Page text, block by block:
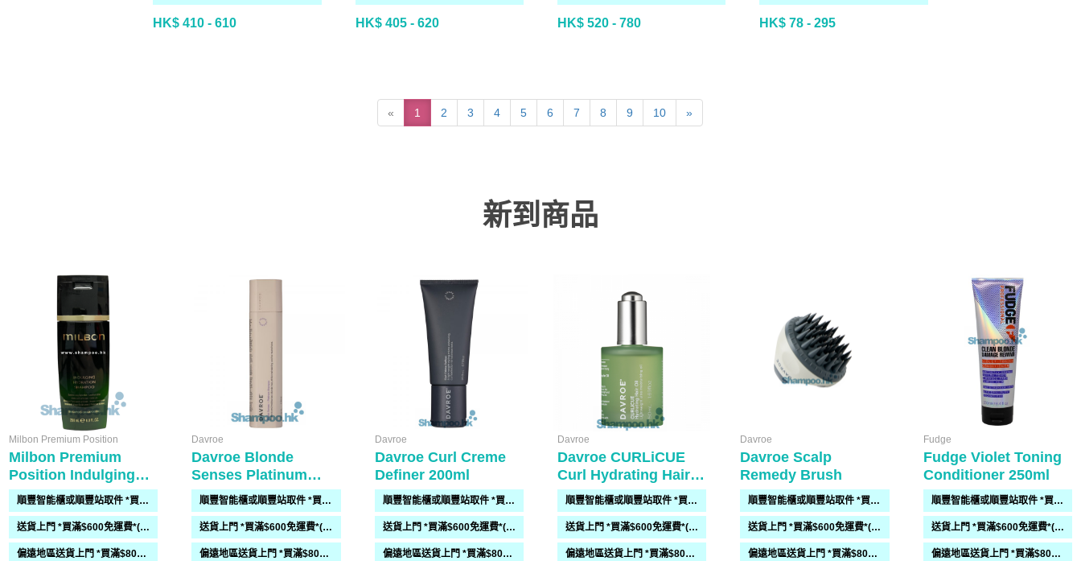
HK$ 410 - 610 HK$ 405 - 620 HK$ 520 - 780 HK$ 78 - 295
« 1 2 3 4 5 6 7 8 9 10 »
新到商品
Milbon Premium Position
Milbon Premium
Position Indulging
Hydration Shampoo
順豐智能櫃或順豐站取件 *買滿$300免運費*
送貨上門 *買滿$600免運費*(需時 2-6過工作天)
偏遠地區送貨上門 *買滿$800免運費*(需時 2-6個工作天)
Davroe
Davroe Blonde
Senses Platinum
Shampoo 325ml
順豐智能櫃或順豐站取件 *買滿$300免運費*
送貨上門 *買滿$600免運費*(需時 2-6過工作天)
偏遠地區送貨上門 *買滿$800免運費*(需時 2-6個工作天)
Davroe
Davroe Curl Creme
Definer 200ml
順豐智能櫃或順豐站取件 *買滿$300免運費*
送貨上門 *買滿$600免運費*(需時 2-6過工作天)
偏遠地區送貨上門 *買滿$800免運費*(需時 2-6個工作天)
Davroe
Davroe CURLiCUE
Curl Hydrating Hair
Oil 50ml
順豐智能櫃或順豐站取件 *買滿$300免運費*
送貨上門 *買滿$600免運費*(需時 2-6過工作天)
偏遠地區送貨上門 *買滿$800免運費*(需時 2-6個工作天)
Davroe
Davroe Scalp
Remedy Brush
順豐智能櫃或順豐站取件 *買滿$300免運費*
送貨上門 *買滿$600免運費*(需時 2-6過工作天)
偏遠地區送貨上門 *買滿$800免運費*(需時 2-6個工作天)
Fudge
Fudge Violet Toning
Conditioner 250ml
順豐智能櫃或順豐站取件 *買滿$300免運費*
送貨上門 *買滿$600免運費*(需時 2-6過工作天)
偏遠地區送貨上門 *買滿$800免運費*(需時 2-6個工作天)